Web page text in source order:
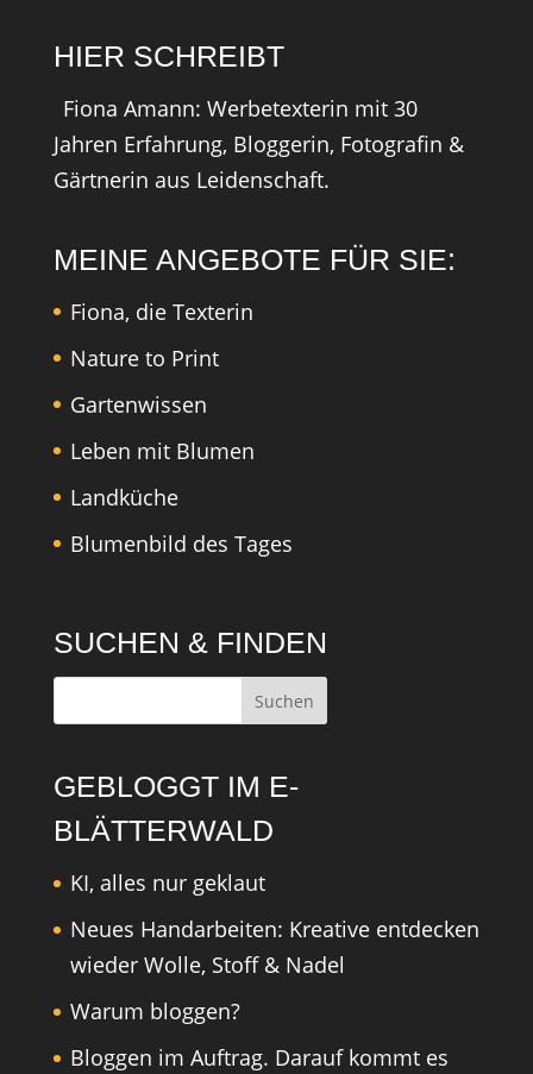
HIER SCHREIBT
Fiona Amann: Werbetexterin mit 30
Jahren Erfahrung, Bloggerin, Fotografin &
Gärtnerin aus Leidenschaft.
MEINE ANGEBOTE FÜR SIE:
Fiona, die Texterin
Nature to Print
Gartenwissen
Leben mit Blumen
Landküche
Blumenbild des Tages
SUCHEN & FINDEN
GEBLOGGT IM E-
BLÄTTERWALD
KI, alles nur geklaut
Neues Handarbeiten: Kreative entdecken
wieder Wolle, Stoff & Nadel
Warum bloggen?
Bloggen im Auftrag. Darauf kommt es